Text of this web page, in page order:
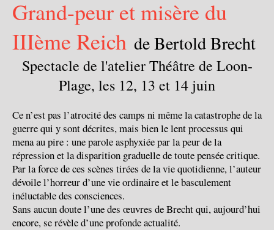
Grand-peur et misère du
IIIème Reich de Bertold Brecht
Spectacle de l'atelier Théâtre de Loon-
Plage, les 12, 13 et 14 juin
Ce n’est pas l’atrocité des camps ni même la catastrophe de la
guerre qui y sont décrites, mais bien le lent processus qui
mena au pire : une parole asphyxiée par la peur de la
répression et la disparition graduelle de toute pensée critique.
Par la force de ces scènes tirées de la vie quotidienne, l’auteur
dévoile l’horreur d’une vie ordinaire et le basculement
inéluctable des consciences.
Sans aucun doute l’une des œuvres de Brecht qui, aujourd’hui
encore, se révèle d’une profonde actualité.